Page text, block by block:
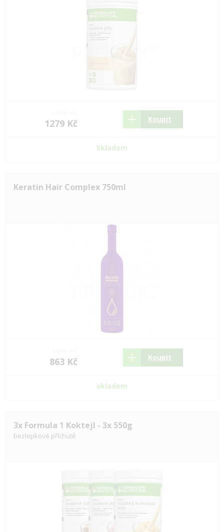
1279 Kč Koupit
Skladem
Keratin Hair Complex 750ml
863 Kč Koupit
skladem
3x Formula 1 Koktejl - 3x 550g
bezlepkové příchutě